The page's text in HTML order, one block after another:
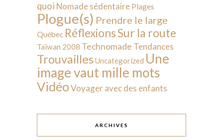
quoi Nomade sédentaire Plages
Plogue(s) Prendre le large
Québec RéflexionsSur la route
Taïwan 2008 Technomade Tendances
Trouvailles Uncategorized Une
image vaut mille mots
VidéoVoyager avec des enfants
ARCHIVES